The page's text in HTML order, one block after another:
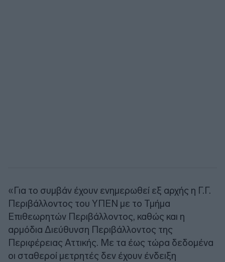
«Για το συμβάν έχουν ενημερωθεί εξ αρχής η Γ.Γ.
Περιβάλλοντος του ΥΠΕΝ με το Τμήμα
Επιθεωρητών Περιβάλλοντος, καθώς και η
αρμόδια Διεύθυνση Περιβάλλοντος της
Περιφέρειας Αττικής. Με τα έως τώρα δεδομένα
οι σταθεροί μετρητές δεν έχουν ένδειξη